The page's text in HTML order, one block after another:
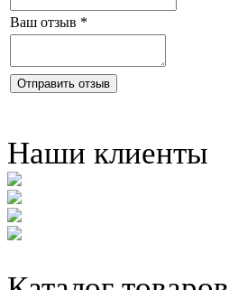
Ваш отзыв *
Отправить отзыв
Наши клиенты